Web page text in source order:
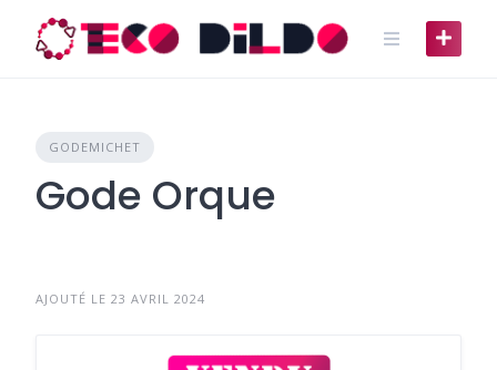
content
GODEMICHET
Gode Orque
AJOUTÉ LE 23 AVRIL 2024